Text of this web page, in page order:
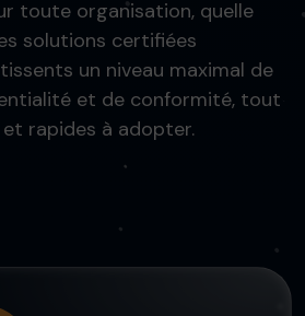
toute organisation, quelle
solutions certifiées
un niveau maximal de
et de conformité, tout
rapides à adopter.